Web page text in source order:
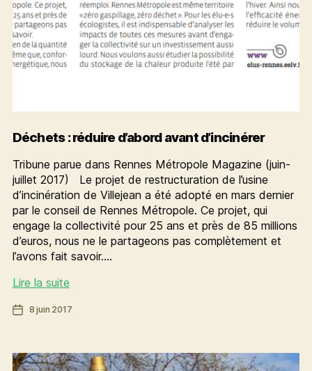
Déchets : réduire d’abord avant d’incinérer
Tribune parue dans Rennes Métropole Magazine (juin-
juillet 2017) Le projet de restructuration de l’usine
d’incinération de Villejean a été adopté en mars dernier
par le conseil de Rennes Métropole. Ce projet, qui
engage la collectivité pour 25 ans et près de 85 millions
d’euros, nous ne le partageons pas complètement et
l’avons fait savoir.…
Lire la suiteDéchets
réduire
d’incinérer
Date8 juin 2017